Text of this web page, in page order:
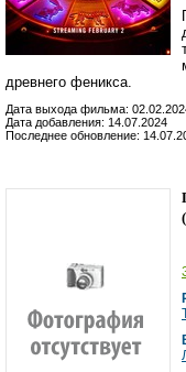
древнего феникса.
Дата выхода фильма:
Дата добавления: 14.07.2024
Последнее обновление:
(